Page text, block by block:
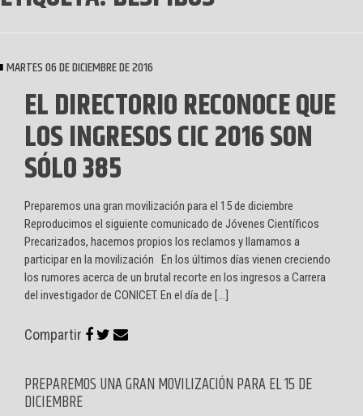
MARTES 06 DE DICIEMBRE DE 2016
EL DIRECTORIO RECONOCE QUE
LOS INGRESOS CIC 2016 SON
SÓLO 385
Preparemos una gran movilización para el 15 de diciembre
Reproducimos el siguiente comunicado de Jóvenes Científicos
Precarizados, hacemos propios los reclamos y llamamos a
participar en la movilización En los últimos días vienen creciendo
los rumores acerca de un brutal recorte en los ingresos a Carrera
del investigador de CONICET. En el día de […]
Compartir
PREPAREMOS UNA GRAN MOVILIZACIÓN PARA EL 15 DE
DICIEMBRE